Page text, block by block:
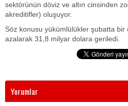
sektörünün döviz ve altın cinsinden
akreditifler) oluşuyor.
Söz konusu yükümlülükler şubatta bir
azalarak 31,8 milyar dolara geriledi.
Yorumlar